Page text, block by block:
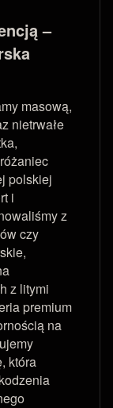
–
masową,
nietrwałe
polskiej
i
z
czy
z litymi
premium
na
która